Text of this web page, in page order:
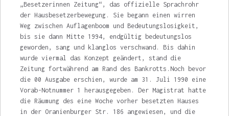
„Besetzerinnen Zei­tung“, das offizielle Sprachrohr
der Hausbesetzerbewegung. Sie begann einen wirren
Weg zwischen Auflagenboom und Bedeutungs­losigkeit,
bis sie dann Mitte 1994, endgültig bedeutungslos
geworden, sang und klanglos verschwand. Bis dahin
wurde viermal das Kon­zept geändert, stand die
Zeitung fortwährend am Rand des Bankrotts.Noch bevor
die 00 Ausgabe erschien, wurde am 31. Juli 1990 eine
Vorab-Notnummer 1 herausgegeben. Der Magistrat hatte
die Räu­mung des eine Woche vorher besetzten Hau­ses
in der Oranienburger Str. 186 angewiesen, und die